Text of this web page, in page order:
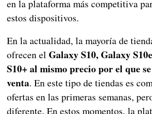
en la plataforma más competitiva
estos dispositivos.
En la actualidad, la mayoría de
ofrecen el Galaxy S10, Galaxy
S10+ al mismo precio por el que
venta. En este tipo de tiendas es
ofertas en las primeras semanas,
diferente. En estos momentos, la